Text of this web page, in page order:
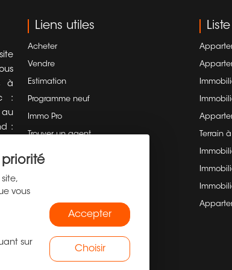
priorité
vous
sur
Accepter
Choisir
à
:
:
et
:
:
Liens utiles
Acheter
Vendre
Estimation
Programme neuf
Immo Pro
Trouver un agent
Blog
Plan du site
Mentions légales
Barème d'honoraires
Terrain